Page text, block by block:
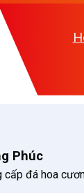
Phúc
cấp đá hoa